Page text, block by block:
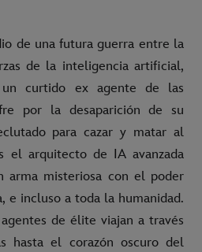
de una futura guerra entre la
de la inteligencia artificial,
un curtido ex agente de las
por la desaparición de su
para cazar y matar al
el arquitecto de IA avanzada
arma misteriosa con el poder
e incluso a toda la humanidad.
de élite viajan a través
hasta el corazón oscuro del